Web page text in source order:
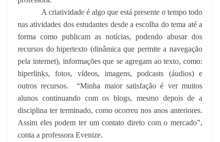
A criatividade é algo que está presente o tempo todo
nas atividades dos estudantes desde a escolha do tema até a
forma como publicam as notícias, podendo abusar dos
recursos do hipertexto (dinâmica que permite a navegação
pela internet), informações que se agregam ao texto, como:
hiperlinks, fotos, vídeos, imagens, podcasts (áudios) e
outros recursos. “Minha maior satisfação é ver muitos
alunos continuando com os blogs, mesmo depois de a
disciplina ter terminado, como ocorreu nos anos anteriores.
Assim eles podem ter um contato direto com o mercado”,
conta a professora Evenize.